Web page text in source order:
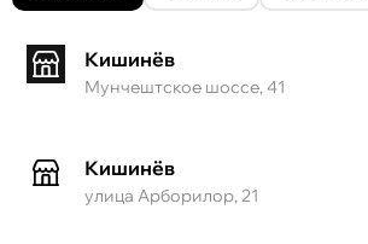
Кишинёв
Мунчештское шоссе, 41
Кишинёв
улица Арборилор, 21